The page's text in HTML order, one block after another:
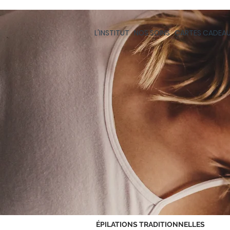
L'INSTITUT NOS SOINS CARTES
ÉPILATIONS TRADITIONNELLES